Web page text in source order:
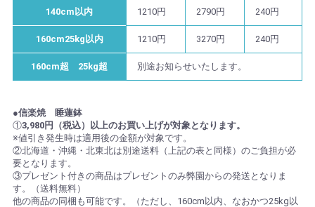
140cm以内 1210円 2790円 240円
160cm25kg以内 1210円 3270円 240円
160cm超 25kg超 別途お知らせいたします。
●信楽焼 睡蓮鉢
①3,980円（税込）以上のお買い上げが対象となります。
※値引き発生時は適用後の金額が対象です。
②北海道・沖縄・北東北は別途送料（上記の表と同様）のご負担が必
要となります。
③プレゼント付きの商品はプレゼントのみ弊園からの発送となりま
す。（送料無料）
他の商品の同梱も可能です。（ただし、160cm以内、なおかつ25kg以